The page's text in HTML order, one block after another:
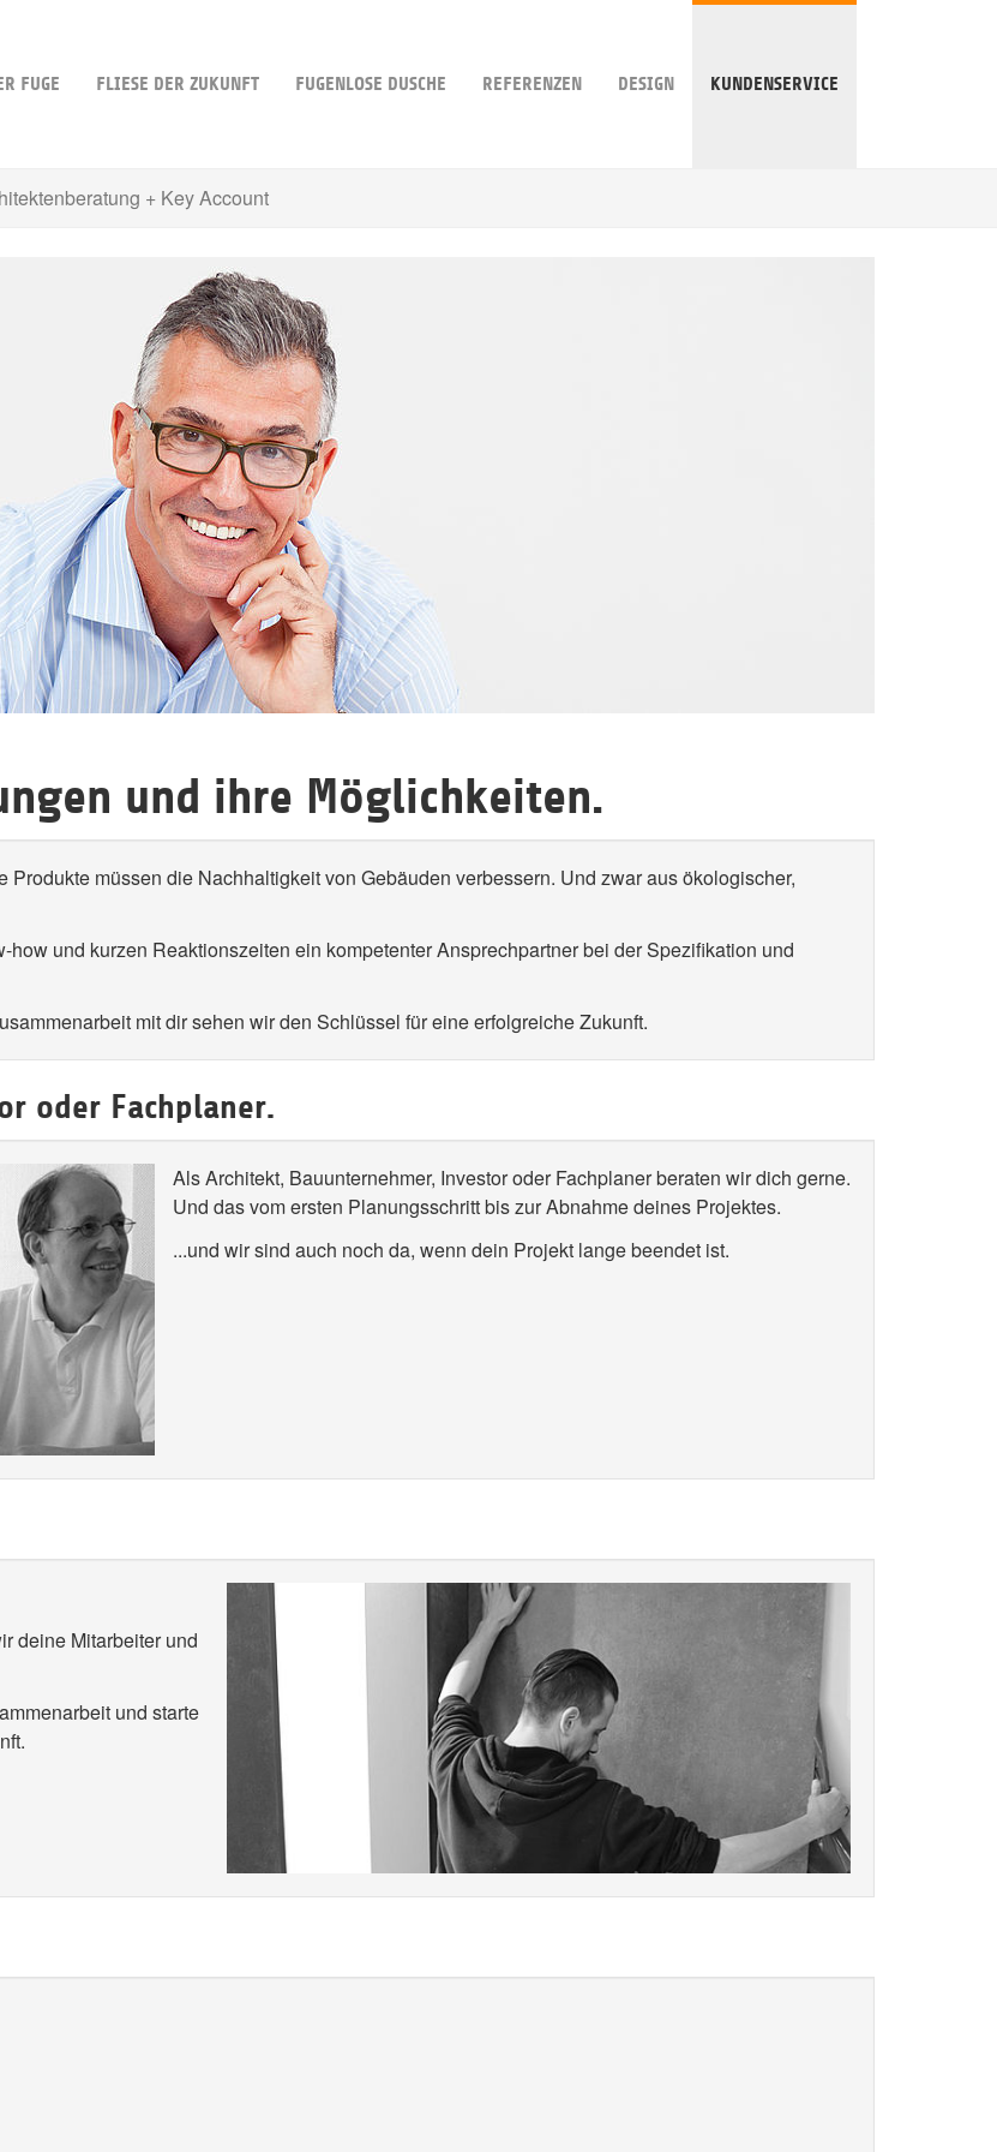
FUGE FLIESE DER ZUKUNFT FUGENLOSE DUSCHE REFERENZEN DESIGN KUNDENSERVICE
+ Key Account
und ihre Möglichkeiten.
müssen die Nachhaltigkeit von Gebäuden verbessern. Und zwar aus ökologischer,
und kurzen Reaktionszeiten ein kompetenter Ansprechpartner bei der Spezifikation und
mit dir sehen wir den Schlüssel für eine erfolgreiche Zukunft.
oder Fachplaner.
Als Architekt, Bauunternehmer, Investor oder Fachplaner beraten wir dich gerne.
Und das vom ersten Planungsschritt bis zur Abnahme deines Projektes.
...und wir sind auch noch da, wenn dein Projekt lange beendet ist.
deine Mitarbeiter und
und starte